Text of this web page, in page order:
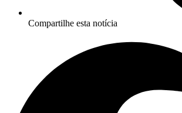
Compartilhe esta notícia